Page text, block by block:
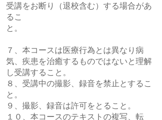
受講をお断り（退校含む）する場合があ
るこ
と。
７、本コースは医療行為とは異なり病
気、疾患を治癒するものではないと理解
し受講すること。
８、受講中の撮影、録音を禁止とするこ
と。
９、撮影、録音は許可をとること。
１０、本コースのテキストの複写、転